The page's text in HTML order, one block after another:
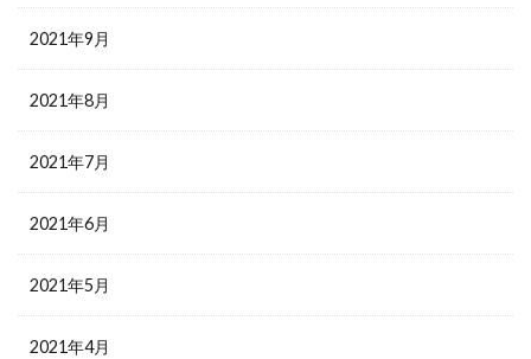
2021年9月
2021年8月
2021年7月
2021年6月
2021年5月
2021年4月